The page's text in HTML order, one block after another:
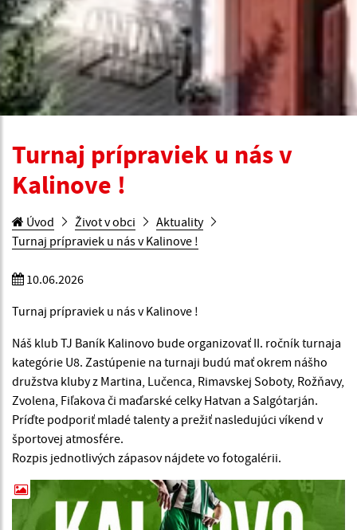
Turnaj prípraviek u nás v
Kalinove !
Úvod Život v obci
Aktuality
Turnaj prípraviek u nás v Kalinove !
10.06.2026
Turnaj prípraviek u nás v Kalinove !
Náš klub TJ Baník Kalinovo bude organizovať II. ročník turnaja
kategórie U8. Zastúpenie na turnaji budú mať okrem nášho
družstva kluby z Martina, Lučenca, Rimavskej Soboty, Rožňavy,
Zvolena, Fiľakova či maďarské celky Hatvan a Salgótarján.
Príďte podporiť mladé talenty a prežiť nasledujúci víkend v
športovej atmosfére.
Rozpis jednotlivých zápasov nájdete vo fotogalérii.